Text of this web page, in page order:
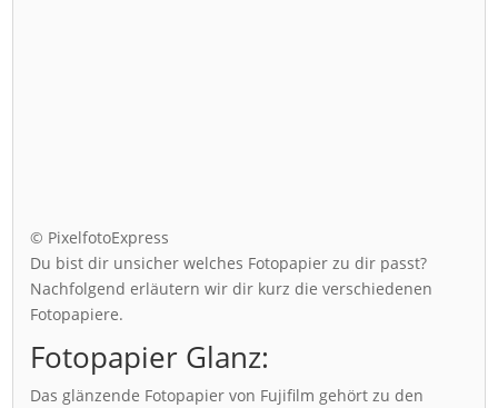
© PixelfotoExpress
Du bist dir unsicher welches Fotopapier zu dir passt?
Nachfolgend erläutern wir dir kurz die verschiedenen
Fotopapiere.
Fotopapier Glanz:
Das glänzende Fotopapier von Fujifilm gehört zu den